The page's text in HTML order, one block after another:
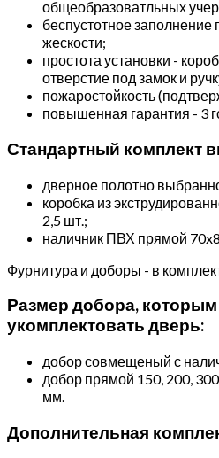
общеобразоватльных
беспустотное заполнение
жескости;
простота установки -
отверстие под замок и
пожаростойкость
повышенная гарантия - 3
Стандартный комплект
дверное полотно
коробка из
2,5 шт.;
наличник ПВХ прямой
Фурнитура и доборы - в
Размер добора,
укомплектовать дверь:
добор совмещеный с
добор прямой 150, 200,
мм.
Дополнительная